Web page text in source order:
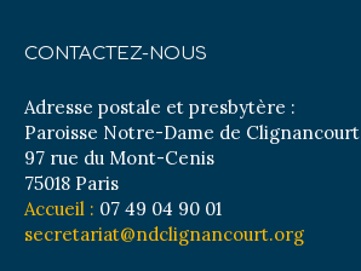
CONTACTEZ-NOUS
Adresse postale et presbytère :
Paroisse Notre-Dame de Clignancourt
97 rue du Mont-Cenis
75018 Paris
Accueil : 07 49 04 90 01
secretariat@ndclignancourt.org